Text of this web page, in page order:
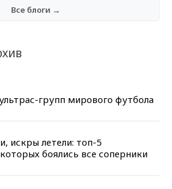
Все блоги →
групп мирового футбола
искры летели: топ-5
боялись все соперники